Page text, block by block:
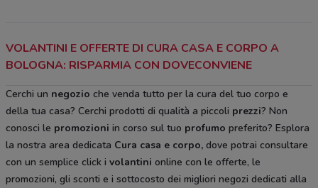
VOLANTINI E OFFERTE DI CURA CASA E CORPO A
BOLOGNA: RISPARMIA CON DOVECONVIENE
Cerchi un negozio che venda tutto per la cura del tuo corpo e
della tua casa? Cerchi prodotti di qualità a piccoli prezzi? Non
conosci le promozioni in corso sul tuo profumo preferito? Esplora
la nostra area dedicata Cura casa e corpo, dove potrai consultare
con un semplice click i volantini online con le offerte, le
promozioni, gli sconti e i sottocosto dei migliori negozi dedicati alla